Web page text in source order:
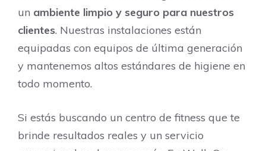
un ambiente limpio y seguro para nuestros
clientes. Nuestras instalaciones están
equipadas con equipos de última generación
y mantenemos altos estándares de higiene en
todo momento.
Si estás buscando un centro de fitness que te
brinde resultados reales y un servicio